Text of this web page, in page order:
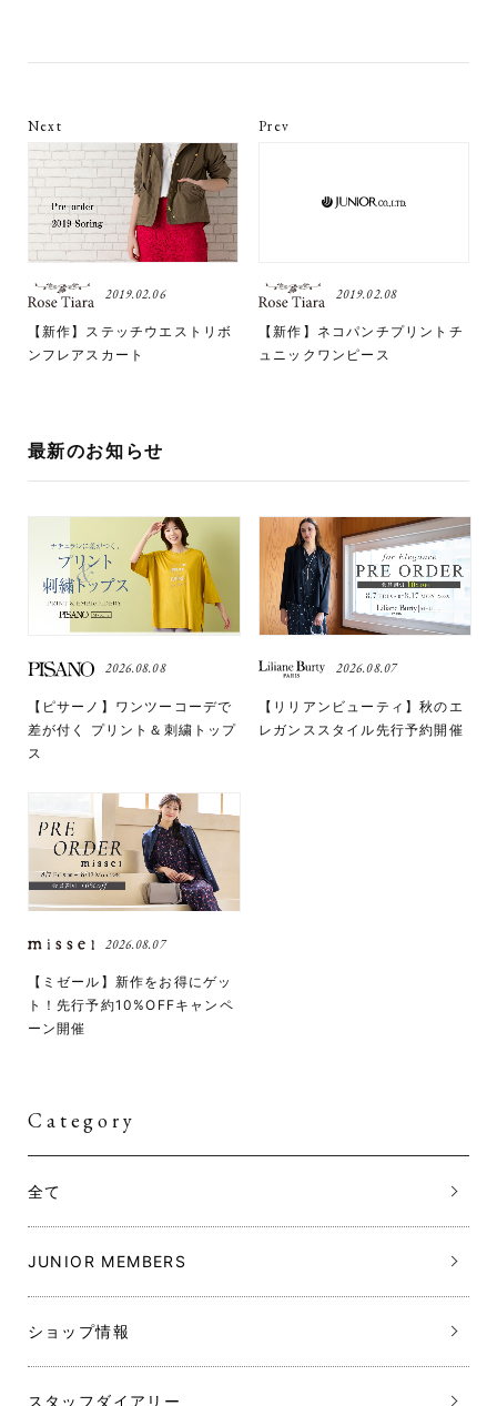
Prev
2019.02.08
【新作】ネコパンチプリントチ
ュニックワンピース
Next
2019.02.06
【新作】ステッチウエストリボ
ンフレアスカート
最新のお知らせ
2026.08.08
【ピサーノ】ワンツーコーデで
差が付く プリント＆刺繍トップ
ス
2026.08.07
【リリアンビューティ】秋のエ
レガンススタイル先行予約開催
2026.08.07
【ミゼール】新作をお得にゲッ
ト！先行予約10%OFFキャンペ
ーン開催
Category
全て
JUNIOR MEMBERS
ショップ情報
スタッフダイアリー